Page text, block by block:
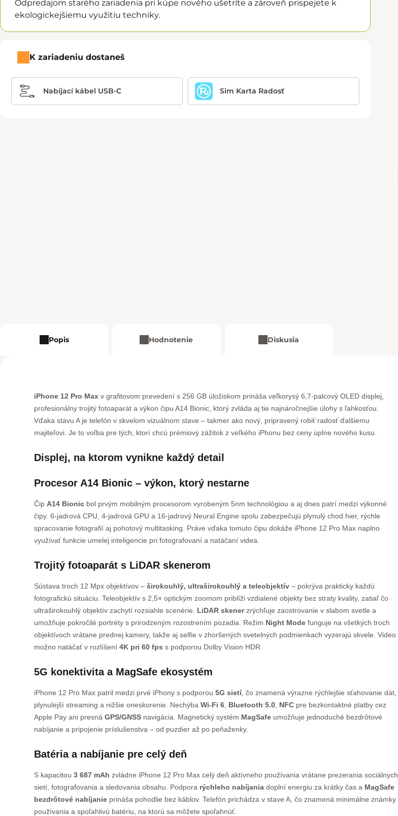
Odpredajom starého zariadenia pri kúpe nového ušetríte a zároveň prispejete k
ekologickejšiemu využitiu techniky.
K zariadeniu dostaneš
Nabíjací kábel USB-C Sim Karta Radosť
Popis Hodnotenie Diskusia
iPhone 12 Pro Max v grafitovom prevedení s 256 GB úložiskom prináša veľkorysý 6,7-palcový OLED displej,
profesionálny trojitý fotoaparát a výkon čipu A14 Bionic, ktorý zvláda aj tie najnáročnejšie úlohy s ľahkosťou.
Vďaka stavu A je telefón v skvelom vizuálnom stave – takmer ako nový, pripravený robiť radosť ďalšiemu
majiteľovi. Je to voľba pre tých, ktorí chcú prémiový zážitok z veľkého iPhonu bez ceny úplne nového kusu.
Displej, na ktorom vynikne každý detail
Procesor A14 Bionic – výkon, ktorý nestarne
Čip A14 Bionic bol prvým mobilným procesorom vyrobeným 5nm technológiou a aj dnes patrí medzi výkonné
čipy. 6-jadrová CPU, 4-jadrová GPU a 16-jadrový Neural Engine spolu zabezpečujú plynulý chod hier, rýchle
spracovanie fotografií aj pohotový multitasking. Práve vďaka tomuto čipu dokáže iPhone 12 Pro Max naplno
využívať funkcie umelej inteligencie pri fotografovaní a natáčaní videa.
Trojitý fotoaparát s LiDAR skenerom
Sústava troch 12 Mpx objektívov –širokouhlý, ultraširokouhlý a teleobjektív – pokrýva prakticky každú
fotografickú situáciu. Teleobjektív s 2,5× optickým zoomom priblíži vzdialené objekty bez straty kvality, zatiaľ čo
ultraširokouhlý objektív zachytí rozsiahle scenérie. LiDAR skenerzrýchľuje zaostrovanie v slabom svetle a
umožňuje pokročilé portréty s prirodzeným rozostrením pozadia. Režim Night Mode funguje na všetkých troch
objektívoch vrátane prednej kamery, takže aj selfie v zhoršených svetelných podmienkach vyzerajú skvele. Video
možno natáčať v rozlíšení4K pri 60 fps s podporou Dolby Vision HDR.
5G konektivita a MagSafe ekosystém
iPhone 12 Pro Max patril medzi prvé iPhony s podporou5G sietí, čo znamená výrazne rýchlejšie sťahovanie dát,
plynulejší streaming a nižšie oneskorenie. NechýbaWi-Fi 6 Bluetooth 5.0 NFC pre bezkontaktné platby cez
Apple Pay ani presnáGPS/GNSS navigácia. Magnetický systém MagSafe umožňuje jednoduché bezdrôtové
nabíjanie a pripojenie príslušenstva – od puzdier až po peňaženky.
Batéria a nabíjanie pre celý deň
S kapacitou3 687 mAh zvládne iPhone 12 Pro Max celý deň aktívneho používania vrátane prezerania sociálnych
sietí, fotografovania a sledovania obsahu. Podpora rýchleho nabíjania doplní energiu za krátky čas a MagSafe
bezdrôtové nabíjanie prináša pohodlie bez káblov. Telefón prichádza v stave A, čo znamená minimálne známky
používania a spoľahlivú batériu, na ktorú sa môžete spoľahnúť.